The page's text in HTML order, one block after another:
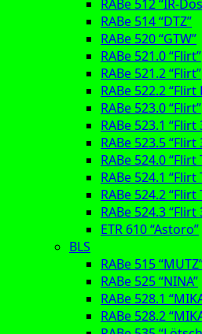
RABe 512 “IR-
RABe 514 “DTZ”
RABe 520 “GTW”
RABe 521.0 “Flirt”
RABe 521.2 “Flirt”
RABe 522.2 “Flirt
RABe 523.0 “Flirt”
RABe 523.1 “Flirt
RABe 523.5
RABe 524.0 “Flirt
RABe 524.1 “Flirt
RABe 524.2 “Flirt
RABe 524.3 “Flirt
ETR 610 “Astoro”
BLS
RABe 515
RABe 525 “NINA”
RABe 528.1
RABe 528.2